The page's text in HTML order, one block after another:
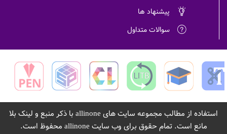
پیشنهاد ها
سوالات متداول
استفاده از مطالب مجموعه سایت های allinone با ذکر منبع و لینک بلا
مانع است. تمام حقوق برای وب سایت allinone محفوظ است.